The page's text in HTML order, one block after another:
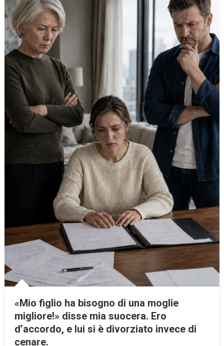
«Mio figlio ha bisogno di una moglie
migliore!» disse mia suocera. Ero
d’accordo, e lui si è divorziato invece di
cenare.